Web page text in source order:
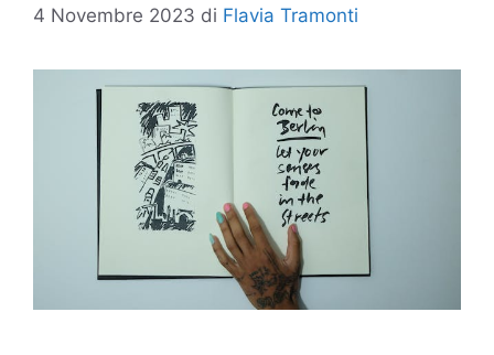
4 Novembre 2023 di Flavia Tramonti